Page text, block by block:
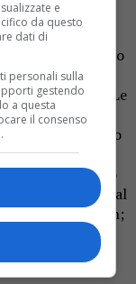
dalle prime
ritratti in bianco
ai social,
del mondo. Le
la prossima
si svolgerà, salvo
è nata
La Pro loco
lanciata dal
il lockdown;
in foto
e
da questo
dati di
personali sulla
gestendo
a questa
il consenso